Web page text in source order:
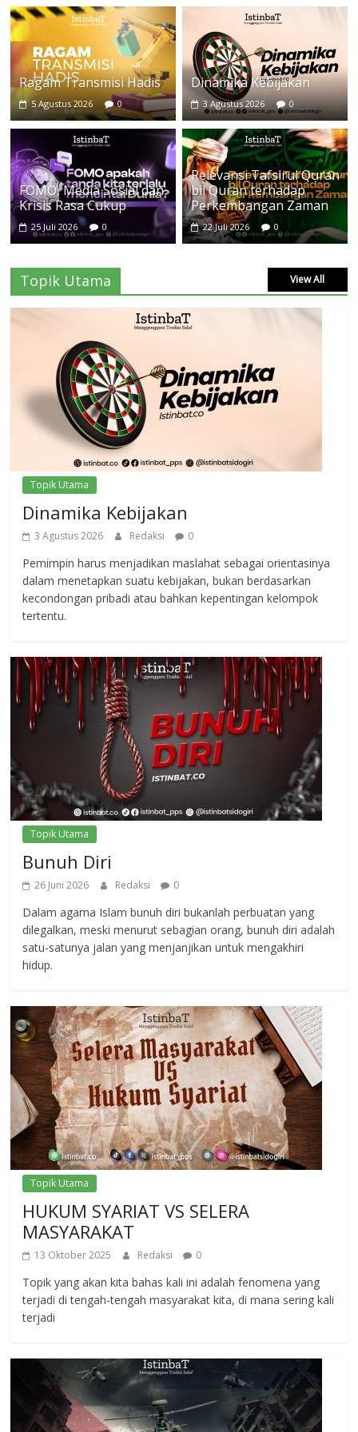
Ragam Transmisi Hadis
5 Agustus 2026 0
Dinamika Kebijakan
3 Agustus 2026 0
FOMO, Media Sosial dan
Krisis Rasa Cukup
25 Juli 2026 0
Relevansi Tafsirul Quran
bil Quran terhadap
Perkembangan Zaman
22 Juli 2026 0
Topik Utama View All
Topik Utama
Dinamika Kebijakan
3 Agustus 2026 Redaksi 0
Pemimpin harus menjadikan maslahat sebagai orientasinya
dalam menetapkan suatu kebijakan, bukan berdasarkan
kecondongan pribadi atau bahkan kepentingan kelompok
tertentu.
Topik Utama
Bunuh Diri
26 Juni 2026 Redaksi 0
Dalam agama Islam bunuh diri bukanlah perbuatan yang
dilegalkan, meski menurut sebagian orang, bunuh diri adalah
satu-satunya jalan yang menjanjikan untuk mengakhiri
hidup.
Topik Utama
HUKUM SYARIAT VS SELERA
MASYARAKAT
13 Oktober 2025 Redaksi 0
Topik yang akan kita bahas kali ini adalah fenomena yang
terjadi di tengah-tengah masyarakat kita, di mana sering kali
terjadi